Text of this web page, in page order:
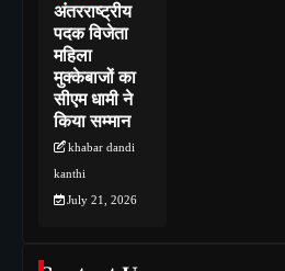
अंतरराष्ट्रीय
पदक विजेता
महिला
मुक्केबाजों का
सीएम धामी ने
किया सम्मान
khabar dandi
kanthi
July 21, 2026